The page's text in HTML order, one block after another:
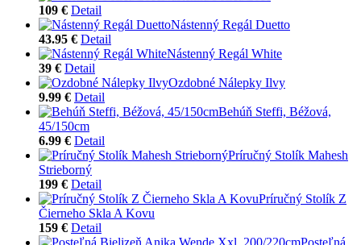
109 € Detail
Nástenný Regál Duetto
43.95 € Detail
Nástenný Regál White
39 € Detail
Ozdobné Nálepky Ilvy
9.99 € Detail
Behúň Steffi, Béžová,
45/150cm
6.99 € Detail
Príručný Stolík Mahesh
Strieborný
199 € Detail
Príručný Stolík Z
Čierneho Skla A Kovu
159 € Detail
Posteľná